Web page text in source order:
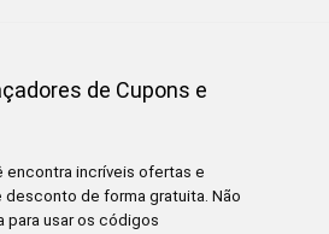
de Cupons e
encontra incríveis ofertas e
desconto de forma gratuita. Não
para usar os códigos